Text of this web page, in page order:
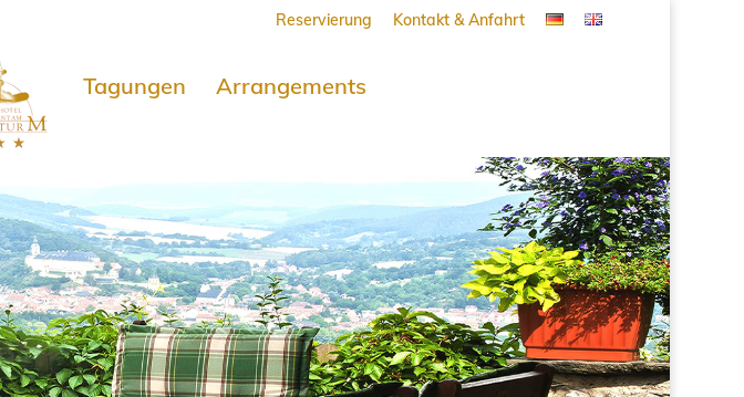
Reservierung Kontakt & Anfahrt
Tagungen Arrangements